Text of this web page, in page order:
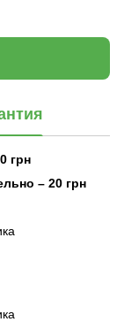
грн
– 20 грн